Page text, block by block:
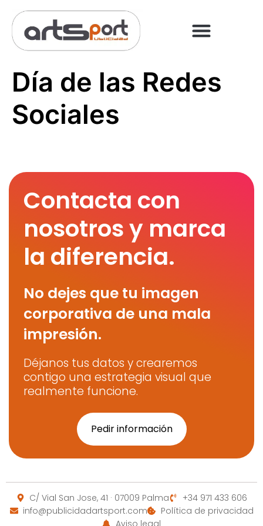
Día de las Redes
Sociales
Contacta con
nosotros y marca
la diferencia.
No dejes que tu imagen
corporativa de una mala
impresión.
Déjanos tus datos y crearemos
contigo una estrategia visual que
realmente funcione.
Pedir información
C/ Vial San Jose, 41 · 07009 Palma
+34 971 433 606
info@publicidadartsport.com
Política de privacidad